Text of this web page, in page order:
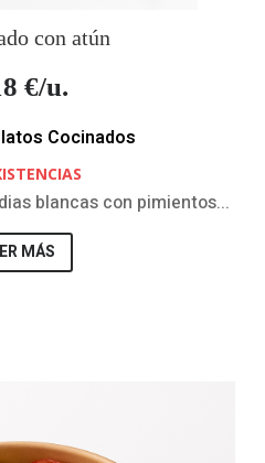
con atún
€/u.
Cocinados
blancas con pimientos...
MÁS